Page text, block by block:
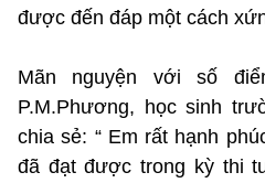
được đến đáp một cách
Mãn nguyện với số
P.M.Phương, học sinh
chia sẻ: “ Em rất hạnh
đã đạt được trong kỳ thi